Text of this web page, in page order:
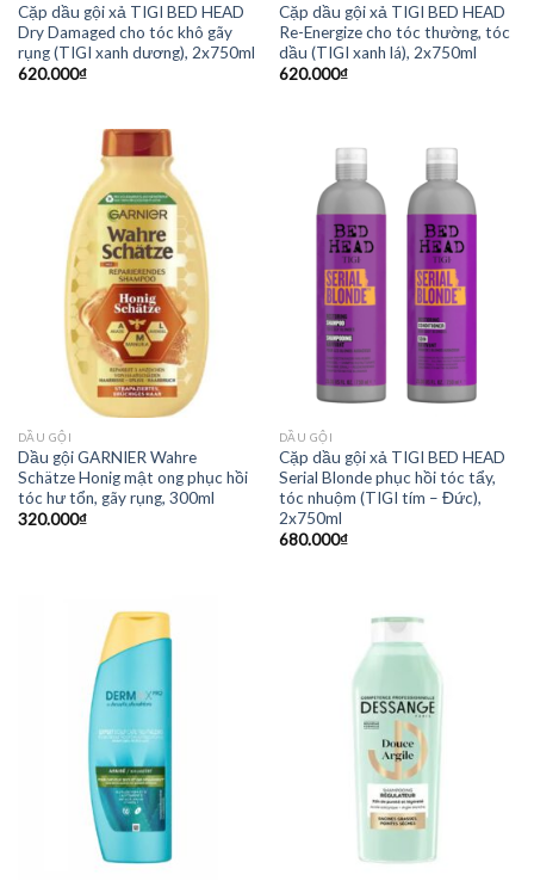
Cặp dầu gội xả TIGI BED HEAD
Dry Damaged cho tóc khô gãy
rụng (TIGI xanh dương), 2x750ml
620.000₫
Cặp dầu gội xả TIGI BED HEAD
Re-Energize cho tóc thường, tóc
dầu (TIGI xanh lá), 2x750ml
620.000₫
DẦU GỘI
Dầu gội GARNIER Wahre
Schätze Honig mật ong phục hồi
tóc hư tổn, gãy rụng, 300ml
320.000₫
DẦU GỘI
Cặp dầu gội xả TIGI BED HEAD
Serial Blonde phục hồi tóc tẩy,
tóc nhuộm (TIGI tím – Đức),
2x750ml
680.000₫